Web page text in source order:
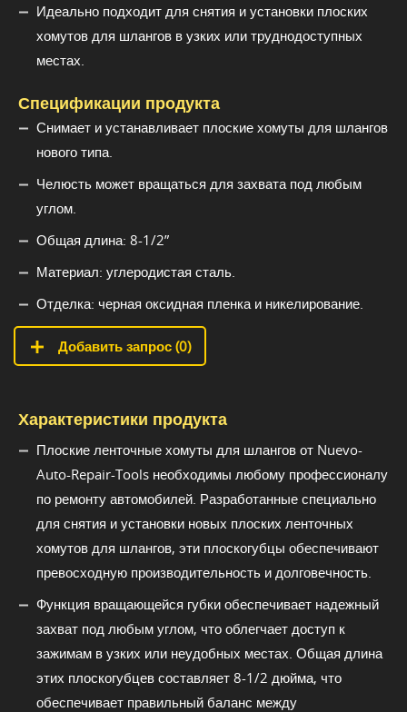
Идеально подходит для снятия и установки плоских
хомутов для шлангов в узких или труднодоступных
местах.
Спецификации продукта
Снимает и устанавливает плоские хомуты для шлангов
нового типа.
Челюсть может вращаться для захвата под любым
углом.
Общая длина: 8-1/2”
Материал: углеродистая сталь.
Отделка: черная оксидная пленка и никелирование.
Добавить запрос (0)
Характеристики продукта
Плоские ленточные хомуты для шлангов от Nuevo-
Auto-Repair-Tools необходимы любому профессионалу
по ремонту автомобилей. Разработанные специально
для снятия и установки новых плоских ленточных
хомутов для шлангов, эти плоскогубцы обеспечивают
превосходную производительность и долговечность.
Функция вращающейся губки обеспечивает надежный
захват под любым углом, что облегчает доступ к
зажимам в узких или неудобных местах. Общая длина
этих плоскогубцев составляет 8-1/2 дюйма, что
обеспечивает правильный баланс между